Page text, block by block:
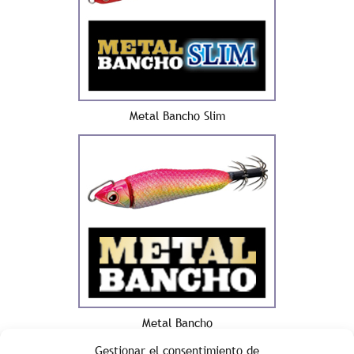
Gestionar el consentimiento de
Metal Bancho Slim
Metal Bancho